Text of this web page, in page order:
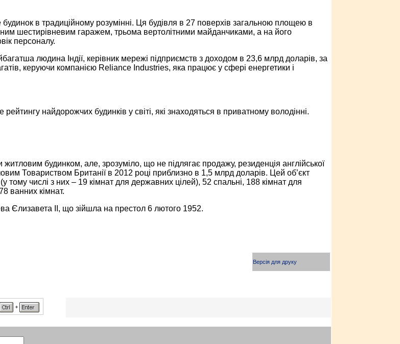
будинок в традиційному розумінні. Ця будівля в 27 поверхів загальною площею в
шестирівневим гаражем, трьома вертолітними майданчиками, а на його
персоналу.
людина Індії, керівник мережі підприємств з доходом в 23,6 млрд доларів, за
керуючи компанією Reliance Industries, яка працює у сфері енергетики і
найдорожчих будинків у світі, які знаходяться в приватному володінні.
будинком, але, зрозуміло, що не підлягає продажу, резиденція англійської
Товариством Британії в 2012 році приблизно в 1,5 млрд доларів. Цей об’єкт
тому числі з них – 19 кімнат для державних цілей), 52 спальні, 188 кімнат для
ванних кімнат.
Єлизавета II, що зійшла на престол 6 лютого 1952.
Версія для друку